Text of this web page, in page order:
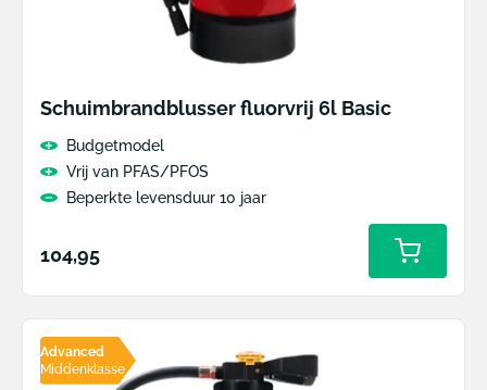
Schuimbrandblusser fluorvrij 6l Basic
Budgetmodel
Vrij van PFAS/PFOS
Beperkte levensduur 10 jaar
Normale
104,95
Advanced
Middenklasse